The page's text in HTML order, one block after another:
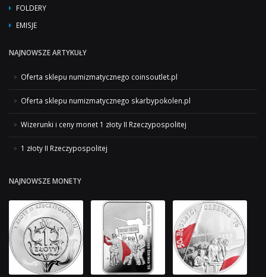
FOLDERY
EMISJE
NAJNOWSZE ARTYKUŁY
Oferta sklepu numizmatycznego coinsoutlet.pl
Oferta sklepu numizmatycznego skarbypokolen.pl
Wizerunki i ceny monet 1 złoty II Rzeczypospolitej
1 złoty II Rzeczypospolitej
NAJNOWSZE MONETY